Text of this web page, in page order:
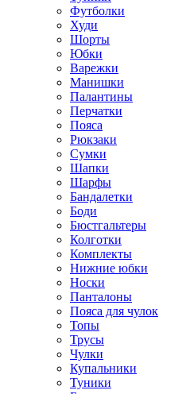
Футболки
Худи
Шорты
Юбки
Варежки
Манишки
Палантины
Перчатки
Пояса
Рюкзаки
Сумки
Шапки
Шарфы
Бандалетки
Боди
Бюстгальтеры
Колготки
Комплекты
Нижние юбки
Носки
Панталоны
Поясa для чулок
Топы
Трусы
Чулки
Купальники
Туники